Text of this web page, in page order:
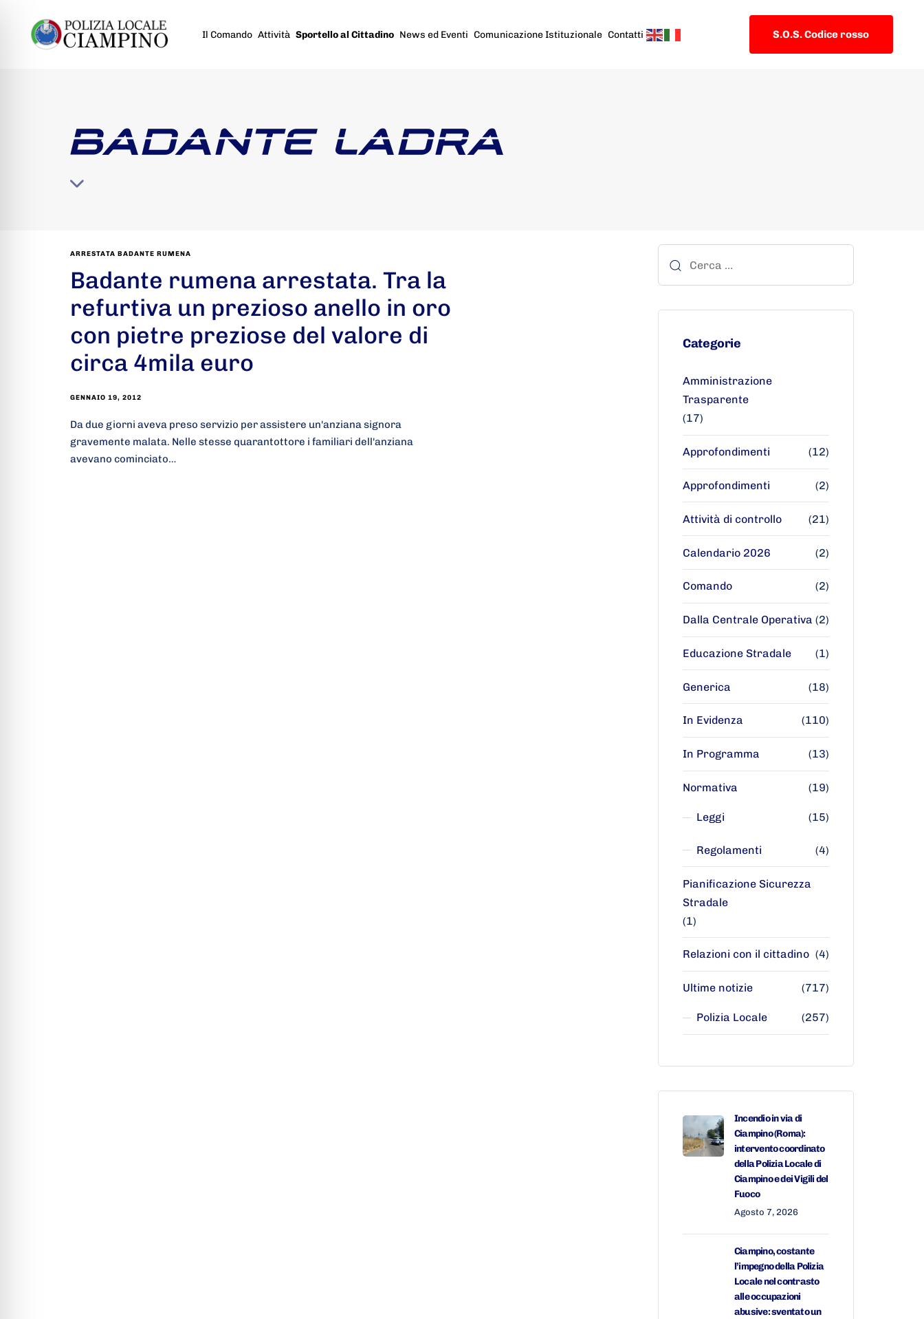
Il Comando Attività Sportello al Cittadino News ed Eventi Comunicazione Istituzionale Contatti S.O.S. Codice rosso
BADANTE LADRA
ARRESTATA BADANTE RUMENA
Badante rumena arrestata. Tra la
refurtiva un prezioso anello in oro
con pietre preziose del valore di
circa 4mila euro
GENNAIO 19, 2012
Da due giorni aveva preso servizio per assistere un'anziana signora
gravemente malata. Nelle stesse quarantottore i familiari dell'anziana
avevano cominciato…
Categorie
Amministrazione
Trasparente
(17)
Approfondimenti (12)
Approfondimenti (2)
Attività di controllo (21)
Calendario 2026 (2)
Comando (2)
Dalla Centrale Operativa (2)
Educazione Stradale (1)
Generica (18)
In Evidenza (110)
In Programma (13)
Normativa (19)
Leggi (15)
Regolamenti (4)
Pianificazione Sicurezza
Stradale
(1)
Relazioni con il cittadino (4)
Ultime notizie (717)
Polizia Locale (257)
Incendio in via di
Ciampino (Roma):
intervento coordinato
della Polizia Locale di
Ciampino e dei Vigili del
Fuoco
Agosto 7, 2026
Ciampino, costante
l’impegno della Polizia
Locale nel contrasto
alle occupazioni
abusive: sventato un